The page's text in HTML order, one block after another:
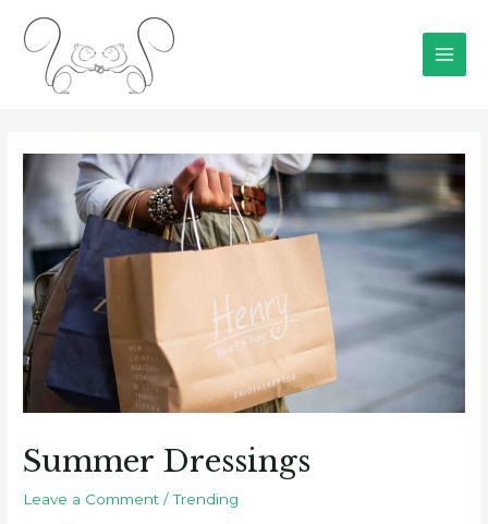
Summer Dressings
Leave a Comment /Trending